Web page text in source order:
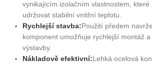
vynikajícím izolačním vlastnostem, které
udržovat stabilní vnitřní teplotu.
Rychlejší stavba:Použití předem
komponent umožňuje rychlejší montáž
výstavby.
Nákladově efektivní:Lehká ocelová